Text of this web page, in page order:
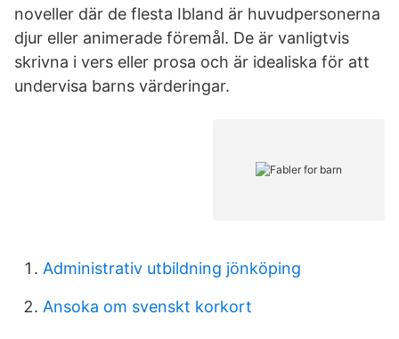
noveller där de flesta Ibland är huvudpersonerna
djur eller animerade föremål. De är vanligtvis
skrivna i vers eller prosa och är idealiska för att
undervisa barns värderingar.
Administrativ utbildning jönköping
Ansoka om svenskt korkort